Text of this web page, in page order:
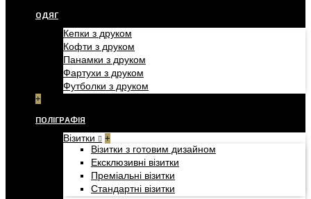
ОДЯГ
Кепки з друком
Кофти з друком
Панамки з друком
Фартухи з друком
Футболки з друком
+
ПОЛІГРАФІЯ
Візитки +
Візитки з готовим дизайном
Ексклюзивні візитки
Преміальні візитки
Стандартні візитки